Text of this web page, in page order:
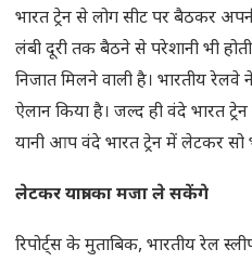
भारत ट्रेन से लोग सीट पर बैठकर
लंबी दूरी तक बैठने से परेशानी भी
निजात मिलने वाली है। भारतीय रेलवे
ऐलान किया है। जल्‍द ही वंदे भारत
यानी आप वंदे भारत ट्रेन में लेटकर
लेटकर यात्रा का मजा ले सकेंगे
रिपोर्ट्स के मुताबिक, भारतीय रेल